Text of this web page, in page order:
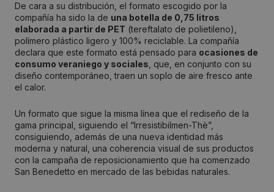
De cara a su distribución, el formato escogido por la
compañía ha sido la de una botella de 0,75 litros
elaborada a partir de PET (tereftalato de polietileno),
polímero plástico ligero y 100% reciclable. La compañía
declara que este formato está pensado para ocasiones de
consumo veraniego y sociales , que, en conjunto con su
diseño contemporáneo, traen un soplo de aire fresco ante
el calor.
Un formato que sigue la misma línea que el rediseño de la
gama principal, siguiendo el “Irresistibilmen-Thè”,
consiguiendo, además de una nueva identidad más
moderna y natural, una coherencia visual de sus productos
con la campaña de reposicionamiento que ha comenzado
San Benedetto en mercado de las bebidas naturales.